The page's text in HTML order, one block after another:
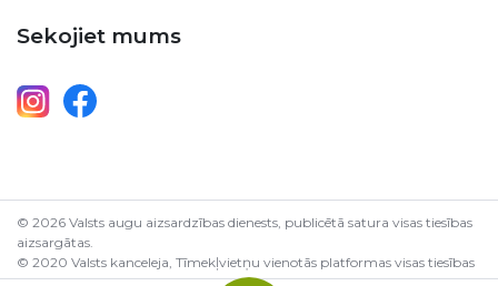
Sekojiet mums
© 2026 Valsts augu aizsardzības dienests, publicētā satura visas tiesības
aizsargātas.
© 2020 Valsts kanceleja, Tīmekļvietņu vienotās platformas visas tiesības
aizsargātas.